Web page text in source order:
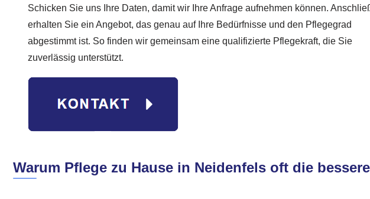
Schicken Sie uns Ihre Daten, damit wir Ihre Anfrage aufnehmen können.
erhalten Sie ein Angebot, das genau auf Ihre Bedürfnisse und den Pflegegrad
abgestimmt ist. So finden wir gemeinsam eine qualifizierte Pflegekraft, die Sie
zuverlässig unterstützt.
Warum Pflege zu Hause in Neidenfels oft die